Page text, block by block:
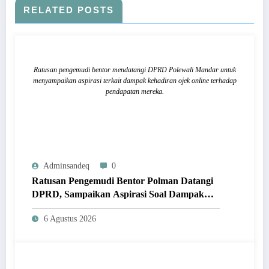
RELATED POSTS
Ratusan pengemudi bentor mendatangi DPRD Polewali Mandar untuk
menyampaikan aspirasi terkait dampak kehadiran ojek online terhadap
pendapatan mereka.
Adminsandeq 0
Ratusan Pengemudi Bentor Polman Datangi
DPRD, Sampaikan Aspirasi Soal Dampak
Kehadiran Ojol
6 Agustus 2026